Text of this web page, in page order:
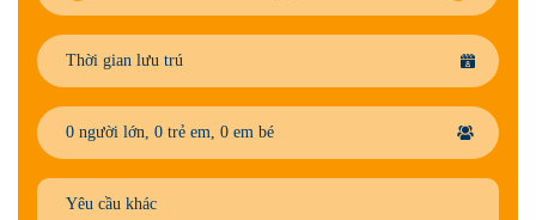
Thời gian lưu trú
0 người lớn, 0 trẻ em, 0 em bé